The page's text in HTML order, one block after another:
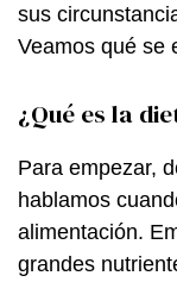
sus
Veamos qué se
¿Qué es la
Para empezar,
hablamos
alimentación.
grandes